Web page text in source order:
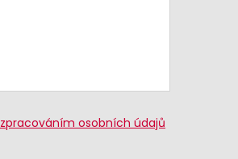
zpracováním osobních údajů